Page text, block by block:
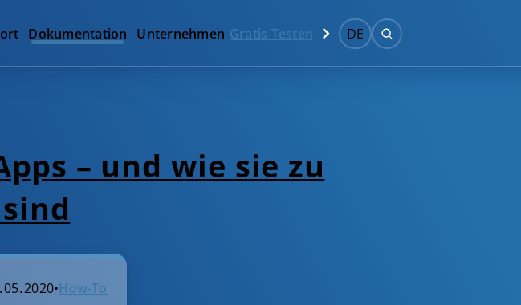
Dokumentation Unternehmen Gratis Testen DE
– und wie sie zu
05. 2020•How-To